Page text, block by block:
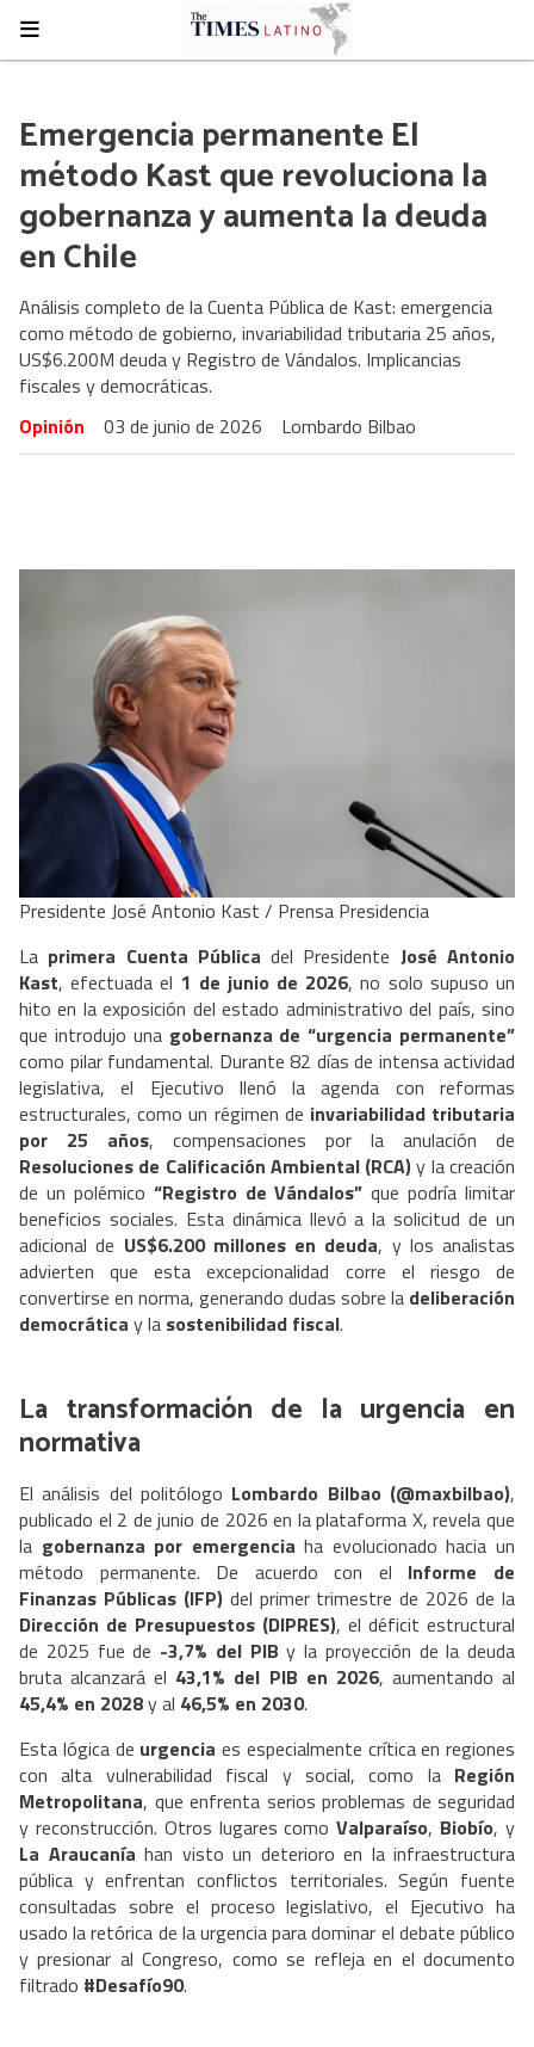
Emergencia permanente El
método Kast que revoluciona la
gobernanza y aumenta la deuda
en Chile
Análisis completo de la Cuenta Pública de Kast: emergencia
como método de gobierno, invariabilidad tributaria 25 años,
US$6.200M deuda y Registro de Vándalos. Implicancias
fiscales y democráticas.
Opinión
03 de junio de 2026 Lombardo Bilbao
Presidente José Antonio Kast / Prensa Presidencia
La primera Cuenta Pública del Presidente José Antonio
Kast, efectuada el 1 de junio de 2026, no solo supuso un
hito en la exposición del estado administrativo del país, sino
que introdujo una gobernanza de “urgencia permanente”
como pilar fundamental. Durante 82 días de intensa actividad
legislativa, el Ejecutivo llenó la agenda con reformas
estructurales, como un régimen de invariabilidad tributaria
por 25 años, compensaciones por la anulación de
Resoluciones de Calificación Ambiental (RCA)y la creación
de un polémico “Registro de Vándalos” que podría limitar
beneficios sociales. Esta dinámica llevó a la solicitud de un
adicional de US$6.200 millones en deuda, y los analistas
advierten que esta excepcionalidad corre el riesgo de
convertirse en norma, generando dudas sobre la deliberación
democrática y la sostenibilidad fiscal.
La transformación de la urgencia en
normativa
El análisis del politólogo Lombardo Bilbao (@maxbilbao),
publicado el 2 de junio de 2026 en la plataforma X, revela que
la gobernanza por emergencia ha evolucionado hacia un
método permanente. De acuerdo con el Informe de
Finanzas Públicas (IFP)del primer trimestre de 2026 de la
Dirección de Presupuestos (DIPRES), el déficit estructural
de 2025 fue de -3,7% del PIB y la proyección de la deuda
bruta alcanzará el 43,1% del PIB en 2026, aumentando al
45,4% en 2028y al 46,5% en 2030.
Esta lógica de urgencia es especialmente crítica en regiones
con alta vulnerabilidad fiscal y social, como la Región
Metropolitana, que enfrenta serios problemas de seguridad
y reconstrucción. Otros lugares comoValparaíso, Biobío, y
La Araucanía han visto un deterioro en la infraestructura
pública y enfrentan conflictos territoriales. Según fuente
consultadas sobre el proceso legislativo, el Ejecutivo ha
usado la retórica de la urgencia para dominar el debate público
y presionar al Congreso, como se refleja en el documento
filtrado #Desafío90.